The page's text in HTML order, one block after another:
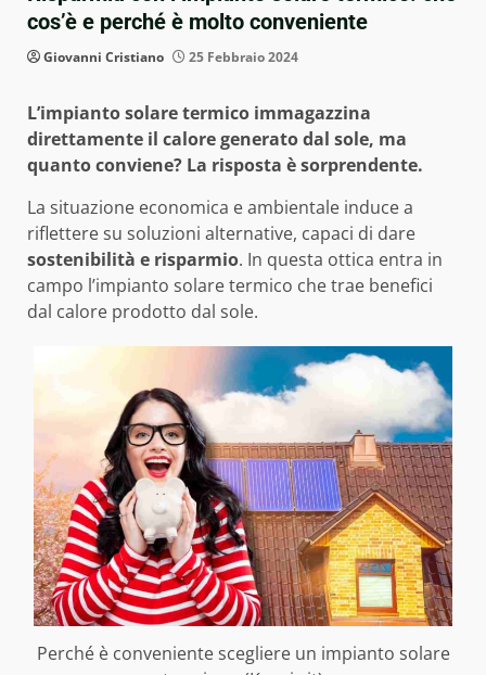
cos’è e perché è molto conveniente
Giovanni Cristiano 25 Febbraio 2024
L’impianto solare termico immagazzina
direttamente il calore generato dal sole, ma
quanto conviene? La risposta è sorprendente.
La situazione economica e ambientale induce a
riflettere su soluzioni alternative, capaci di dare
sostenibilità e risparmio. In questa ottica entra in
campo l’impianto solare termico che trae benefici
dal calore prodotto dal sole.
Perché è conveniente scegliere un impianto solare